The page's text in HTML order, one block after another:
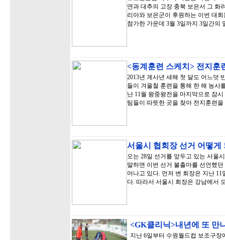
연과 대추의 고장 충북 보은서 그 화
리아와 보은군이 후원하는 이번 대
참가한 가운데 3월 3일까지 3일간의
<동계훈련 스케치> 전지훈
2013년 계사년 새해 첫 달도 어느덧
들이 겨울철 훈련을 통해 한 해 농사
난 11월 왕중왕전을 마지막으로 잠
팀들이 따뜻한 곳을 찾아 전지훈련
서울시 협회장 선거 어떻게
오는 28일 선거를 앞두고 있는 서울
말하면 이번 선거 불출마를 선언했
어나고 있다. 먼저 변 회장은 지난
다. 따라서 서울시 회장은 강남에서
<GK클리닉>내년에 또 만
지난 6일부터 수원월드컵 보조구장